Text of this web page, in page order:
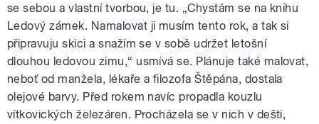
se sebou a vlastní tvorbou, je tu. „Chystám se na knihu
Ledový zámek. Namalovat ji musím tento rok, a tak si
připravuju skici a snažím se v sobě udržet letošní
dlouhou ledovou zimu,“ usmívá se. Plánuje také malovat,
neboť od manžela, lékaře a filozofa Štěpána, dostala
olejové barvy. Před rokem navíc propadla kouzlu
vítkovických železáren. Procházela se v nich v dešti,